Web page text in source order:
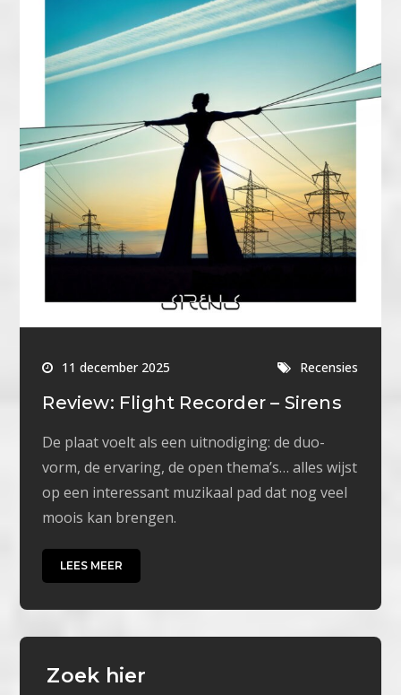
11 december 2025 Recensies
Review: Flight Recorder – Sirens
De plaat voelt als een uitnodiging: de duo-
vorm, de ervaring, de open thema’s… alles wijst
op een interessant muzikaal pad dat nog veel
moois kan brengen.
LEES MEER
Zoek hier